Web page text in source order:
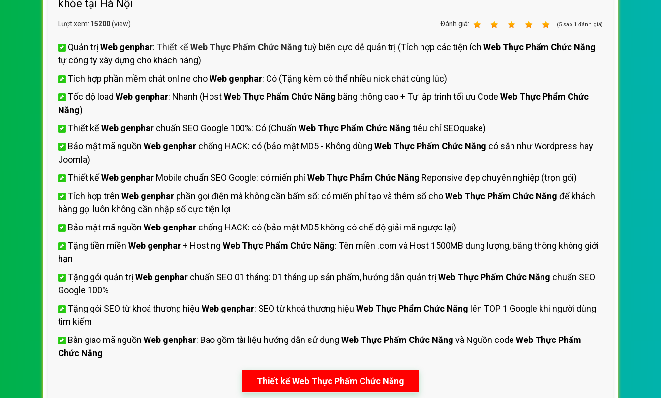
Bảng giá quản trị Website
khỏe tại Hà Nội
Lượt xem: 15200(view) Ðánh giá: (5 sao 1 đánh giá)
Quản trị Web genphar: Thiết kếWeb Thực Phẩm Chức Năng tuỳ biến cực dễ quản trị (Tích hợp các tiện ích Web Thực Phẩm Chức Năng
tự công ty xây dựng cho khách hàng)
Tích hợp phần mềm chát online choWeb genphar: Có (Tặng kèm có thể nhiều nick chát cùng lúc)
Tốc độ load Web genphar: Nhanh (HostWeb Thực Phẩm Chức Năng băng thông cao + Tự lập trình tối ưu Code Web Thực Phẩm Chức
Năng)
Thiết kếWeb genphar chuẩn SEO Google 100%: Có (Chuẩn Web Thực Phẩm Chức Năng tiêu chí SEOquake)
Bảo mật mã nguồn Web genphar chống HACK: có (bảo mật MD5 - Không dùng Web Thực Phẩm Chức Năng có sẵn như Wordpress hay
Joomla)
Thiết kếWeb genphar Mobile chuẩn SEO Google: có miến phíWeb Thực Phẩm Chức Năng Reponsive đẹp chuyên nghiệp (trọn gói)
Tích hợp trên Web genphar phần gọi điện mà không cần bấm số: có miến phí tạo và thêm số choWeb Thực Phẩm Chức Năng để khách
hàng gọi luôn không cần nhập số cực tiện lợi
Bảo mật mã nguồn Web genphar chống HACK: có (bảo mật MD5 không có chế độ giải mã ngược lại)
Tặng tiền miền Web genphar+ Hosting Web Thực Phẩm Chức Năng: Tên miền .com và Host 1500MB dung lượng, băng thông không giới
hạn
Tặng gói quản trị Web genphar chuẩn SEO 01 tháng: 01 tháng up sản phẩm, hướng dẫn quản trị Web Thực Phẩm Chức Năng chuẩn SEO
Google 100%
Tặng gói SEO từ khoá thương hiệu Web genphar: SEO từ khoá thương hiệu Web Thực Phẩm Chức Năng lên TOP 1 Google khi người dùng
tìm kiếm
Bàn giao mã nguồn Web genphar: Bao gồm tài liệu hướng dẫn sử dụng Web Thực Phẩm Chức Năng và Nguồn code Web Thực Phẩm
Chức Năng
Thiết kế Web Thực Phẩm Chức Năng